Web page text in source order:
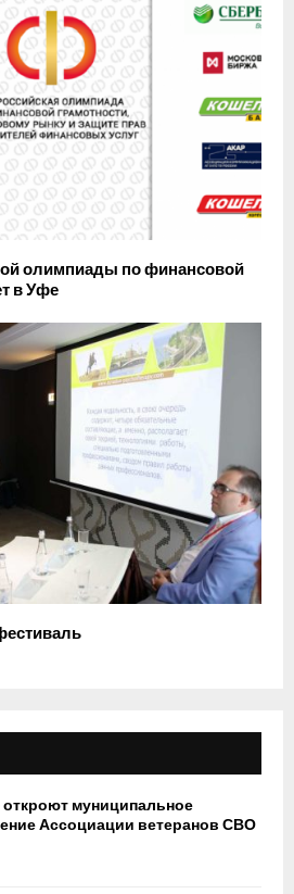
олимпиады по финансовой
в Уфе
муниципальное
Ассоциации ветеранов СВО